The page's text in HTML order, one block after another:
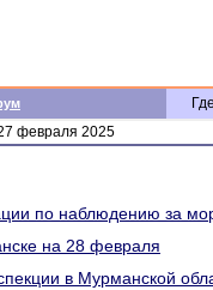
февраля 2025
по наблюдению за
на 28 февраля
в Мурманской